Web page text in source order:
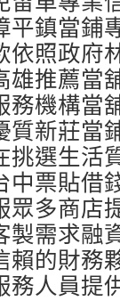
平鎮當鋪
依照政府
雄推薦當
務機構當
質新莊當
挑選生活
中票貼借
眾多商店
製需求融
賴的財務
務人員提